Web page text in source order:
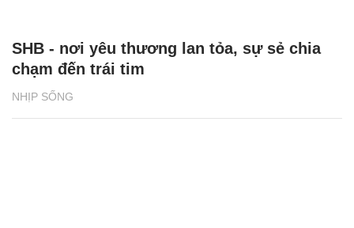
NHỊP SỐNG
SHB - nơi yêu thương lan tỏa, sự sẻ chia
chạm đến trái tim